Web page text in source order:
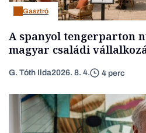
Gasztró
A spanyol tengerparton
magyar családi
G. Tóth Ilda2026. 8. 4. 4 perc